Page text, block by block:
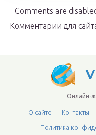
Comments are
Комментарии для
Онлайн-
О сайте Контакты
Политика